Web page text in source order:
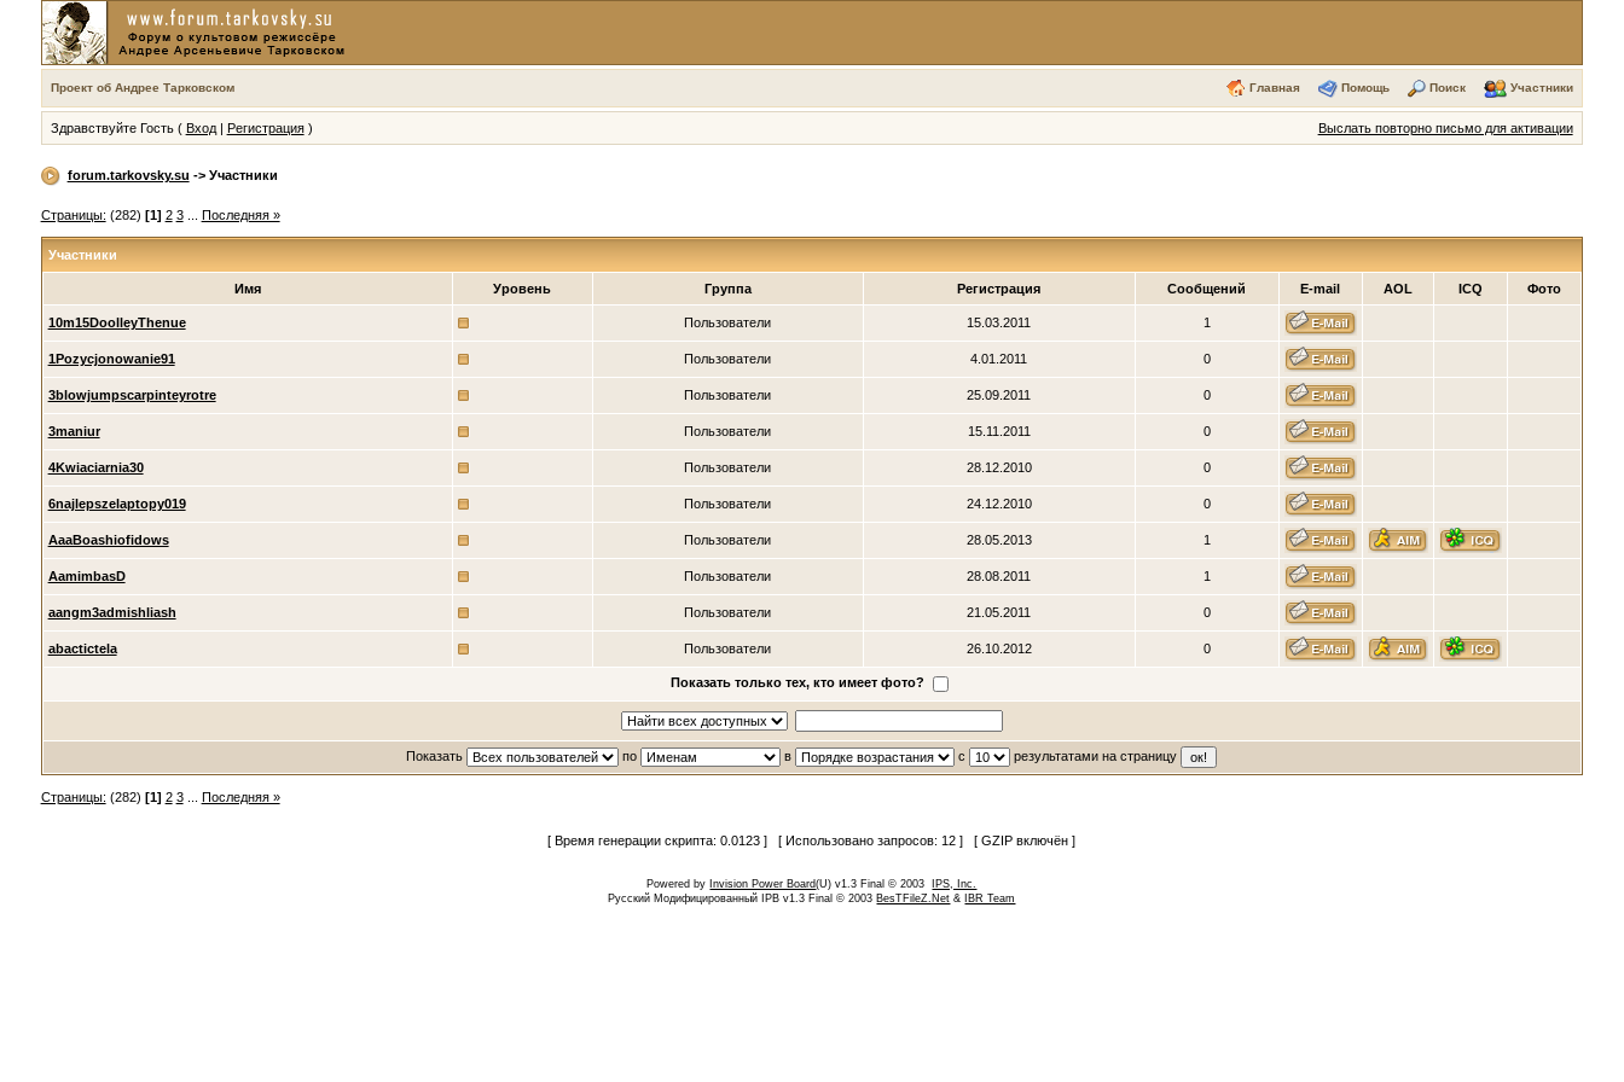
Проект об Андрее Тарковском Главная Помощь Поиск Участники
Здравствуйте Гость ( Вход| Регистрация) Выслать повторно письмо для активации
forum.tarkovsky.su -> Участники
Страницы: (282) [1] 2 3... Последняя »
Участники
Имя Уровень Группа Регистрация Сообщений E-mail AOL ICQ Фото
10m15DoolleyThenue Пользователи 15.03.2011 1
1Pozycjonowanie91 Пользователи 4.01.2011 0
3blowjumpscarpinteyrotre Пользователи 25.09.2011 0
3maniur Пользователи 15.11.2011 0
4Kwiaciarnia30 Пользователи 28.12.2010 0
6najlepszelaptopy019 Пользователи 24.12.2010 0
AaaBoashiofidows Пользователи 28.05.2013 1
AamimbasD Пользователи 28.08.2011 1
aangm3admishliash Пользователи 21.05.2011 0
abactictela Пользователи 26.10.2012 0
Показать только тех, кто имеет фото?
Показать по в с результатами на страницу
Страницы: (282) [1] 2 3... Последняя »
[ Время генерации скрипта: 0.0123 ] [ Использовано запросов: 12 ] [ GZIP включён ]
Powered by Invision Power Board(U) v1.3 Final © 2003
IPS, Inc.
Русский Модифицированный IPB v1.3 Final © 2003 BesTFileZ.Net & IBR Team